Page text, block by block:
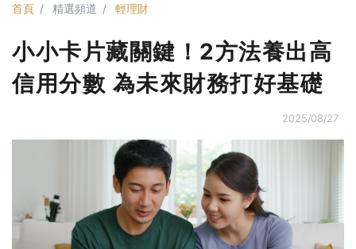
首頁 精選頻道 輕理財
小小卡片藏關鍵！2方法養出高
信用分數 為未來財務打好基礎
2025/08/27